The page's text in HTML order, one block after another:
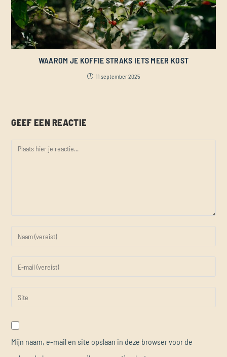
WAAROM JE KOFFIE STRAKS IETS MEER KOST
11 september 2025
GEEF EEN REACTIE
Mijn naam, e-mail en site opslaan in deze browser voor de